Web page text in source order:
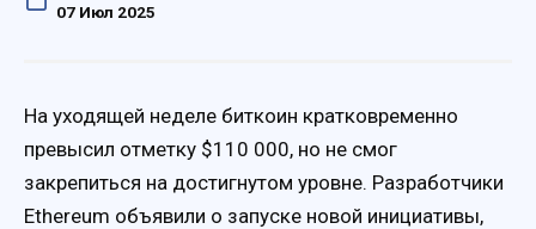
07 Июл 2025
На уходящей неделе биткоин кратковременно
превысил отметку $110 000, но не смог
закрепиться на достигнутом уровне. Разработчики
Ethereum объявили о запуске новой инициативы,